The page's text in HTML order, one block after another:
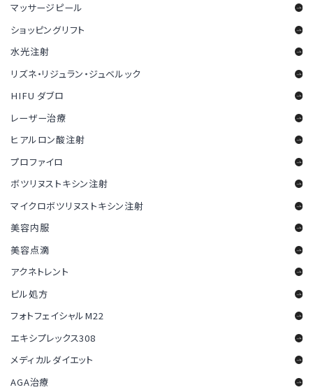
マッサージピール
ショッピングリフト
水光注射
リズネ・リジュラン・ジュベルック
HIFU ダブロ
レーザー治療
ヒアルロン酸注射
プロファイロ
ボツリヌストキシン注射
マイクロボツリヌストキシン注射
美容内服
美容点滴
アクネトレント
ピル処方
フォトフェイシャルM22
エキシプレックス308
メディカルダイエット
AGA治療